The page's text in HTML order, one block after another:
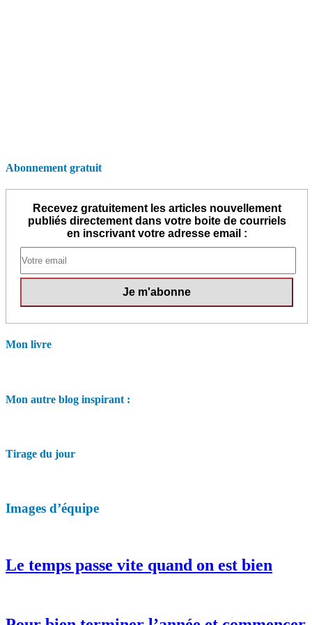
Abonnement gratuit
Recevez gratuitement les articles nouvellement
publiés directement dans votre boite de courriels
en inscrivant votre adresse email :
Mon livre
Mon autre blog inspirant :
Tirage du jour
Images d’équipe
Le temps passe vite quand on est bien